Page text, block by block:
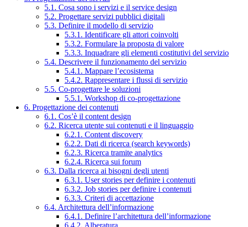
5.1. Cosa sono i servizi e il service design
5.2. Progettare servizi pubblici digitali
5.3. Definire il modello di servizio
5.3.1. Identificare gli attori coinvolti
5.3.2. Formulare la proposta di valore
5.3.3. Inquadrare gli elementi costitutivi del servizio
5.4. Descrivere il funzionamento del servizio
5.4.1. Mappare l’ecosistema
5.4.2. Rappresentare i flussi di servizio
5.5. Co-progettare le soluzioni
5.5.1. Workshop di co-progettazione
6. Progettazione dei contenuti
6.1. Cos’è il content design
6.2. Ricerca utente sui contenuti e il linguaggio
6.2.1. Content discovery
6.2.2. Dati di ricerca (search keywords)
6.2.3. Ricerca tramite analytics
6.2.4. Ricerca sui forum
6.3. Dalla ricerca ai bisogni degli utenti
6.3.1. User stories per definire i contenuti
6.3.2. Job stories per definire i contenuti
6.3.3. Criteri di accettazione
6.4. Architettura dell’informazione
6.4.1. Definire l’architettura dell’informazione
6.4.2. Alberatura